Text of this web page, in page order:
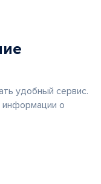
удобный сервис.
информации о